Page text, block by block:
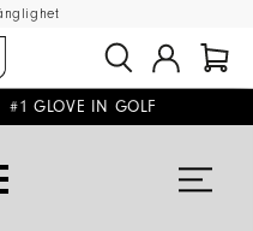
GLOVE IN GOLF